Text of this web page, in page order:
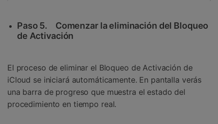
Paso 5.
Comenzar la eliminación del Bloqueo
de Activación
El proceso de eliminar el Bloqueo de Activación de
iCloud se iniciará automáticamente. En pantalla verás
una barra de progreso que muestra el estado del
procedimiento en tiempo real.